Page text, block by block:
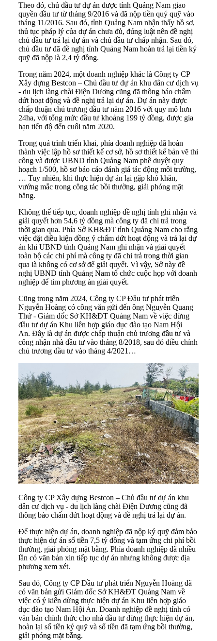
Theo đó, chủ đầu tư dự án được tỉnh Quảng Nam giao
quyền đầu tư từ tháng 9/2016 và đã nộp tiền quý quỹ vào
tháng 11/2016. Sau đó, tỉnh Quảng Nam nhận thấy hồ sơ,
thủ tục pháp lý của dự án chưa đủ, đúng luật nên đề nghị
chủ đầu tư trả lại dự án và chủ đầu tư chấp nhận. Sau đó,
chủ đầu tư đã đề nghị tỉnh Quảng Nam hoàn trả lại tiền ký
quỹ đã nộp là 2,4 tỷ đồng.
Trong năm 2024, một doanh nghiệp khác là Công ty CP
Xây dựng Bestcon – Chủ đầu tư dự án khu dân cư dịch vụ
- du lịch làng chài Điện Dương cũng đã thông báo chấm
dứt hoạt động và đề nghị trả lại dự án. Dự án này được
chấp thuận chủ trương đầu tư năm 2016 với quy mô hơn
24ha, với tổng mức đầu tư khoảng 199 tỷ đồng, được gia
hạn tiến độ đến cuối năm 2020.
Trong quá trình triển khai, phía doanh nghiệp đã hoàn
thành việc lập hồ sơ thiết kế cơ sở, hồ sơ thiết kế bản vẽ thi
công và được UBND tỉnh Quảng Nam phê duyệt quy
hoạch 1/500, hồ sơ báo cáo đánh giá tác động môi trường,
… Tuy nhiên, khi thực hiện dự án lại gặp khó khăn,
vướng mắc trong công tác bồi thường, giải phóng mặt
bằng.
Không thể tiếp tục, doanh nghiệp đề nghị tỉnh ghi nhận và
giải quyết hơn 54,6 tỷ đồng mà công ty đã chi trả trong
thời gian qua. Phía Sở KH&ĐT tỉnh Quảng Nam cho rằng
việc đặt điều kiện đồng ý chấm dứt hoạt động và trả lại dự
án khi UBND tỉnh Quảng Nam ghi nhận và giải quyết
toàn bộ các chi phí mà công ty đã chi trả trong thời gian
qua là không có cơ sở để giải quyết. Vì vậy, Sở này đề
nghị UBND tỉnh Quảng Nam tổ chức cuộc họp với doanh
nghiệp để tìm phương án giải quyết.
Cũng trong năm 2024, Công ty CP Đầu tư phát triển
Nguyễn Hoàng có công văn gửi đến ông Nguyễn Quang
Thử - Giám đốc Sở KH&ĐT Quảng Nam về việc dừng
đầu tư dự án Khu liên hợp giáo dục đào tạo Nam Hội
An. Đây là dự án được chấp thuận chủ trương đầu tư và
công nhận nhà đầu tư vào tháng 8/2018, sau đó điều chỉnh
chủ trương đầu tư vào tháng 4/2021…
Công ty CP Xây dựng Bestcon – Chủ đầu tư dự án khu
dân cư dịch vụ - du lịch làng chài Điện Dương cũng đã
thông báo chấm dứt hoạt động và đề nghị trả lại dự án.
Để thực hiện dự án, doanh nghiệp đã nộp ký quỹ đảm bảo
thực hiện dự án số tiền 7,5 tỷ đồng và tạm ứng chi phí bồi
thường, giải phóng mặt bằng. Phía doanh nghiệp đã nhiều
lần có văn bản xin tiếp tục dự án nhưng không được địa
phương xem xét.
Sau đó, Công ty CP Đầu tư phát triển Nguyễn Hoàng đã
có văn bản gửi Giám đốc Sở KH&ĐT Quảng Nam về
việc có ý kiến dừng thực hiện dự án Khu liên hợp giáo
dục đào tạo Nam Hội An. Doanh nghiệp đề nghị tỉnh có
văn bản chính thức cho nhà đầu tư dừng thực hiện dự án,
hoàn lại số tiền ký quỹ và số tiền đã tạm ứng bồi thường,
giải phóng mặt bằng.